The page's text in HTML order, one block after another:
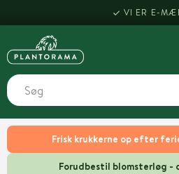
Frisk krukkerne op efter
Forudbestil blomsterløg -
VI ER E-